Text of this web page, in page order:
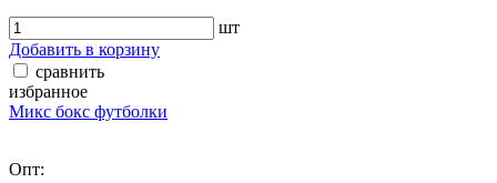
шт
Добавить в корзину
сравнить
избранное
Микс бокс футболки
Опт: